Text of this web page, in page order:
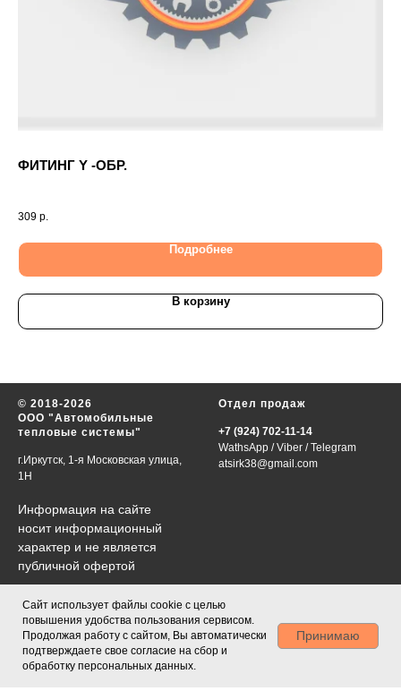
ФИТИНГ Y -ОБР.
309 р.
Подробнее
В корзину
© 2018-2026
ООО "Автомобильные
тепловые системы"
г.Иркутск, 1-я Московская улица,
1Н
Информация на сайте
носит информационный
характер и не является
публичной офертой
Отдел продаж
+7 (924) 702-11-14
WathsApp /Viber /Telegram
atsirk38@gmail.com
График работы
в будни 09:00-18:00
сб., вс., праздничные дни-
выходные
Каталог
VIN-запрос
Контакты
Сайт использует файлы cookie с целью
повышения удобства пользования сервисом.
Продолжая работу с сайтом, Вы автоматически
подтверждаете свое согласие на сбор и
обработку персональных данных.
Принимаю